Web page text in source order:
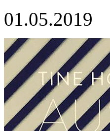
01.05.2019